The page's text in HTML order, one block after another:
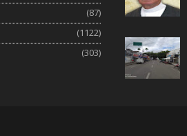
(87)
(1122)
(303)